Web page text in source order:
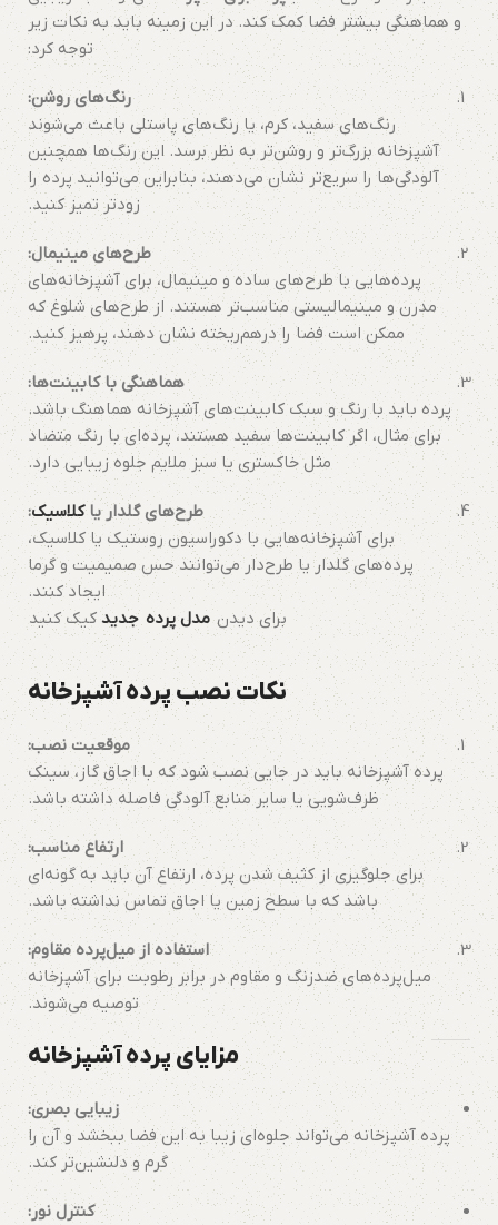
و هماهنگی بیشتر فضا کمک کند. در این زمینه باید به نکات زیر
توجه کرد:
رنگ‌های روشن:
رنگ‌های سفید، کرم، یا رنگ‌های پاستلی باعث می‌شوند
آشپزخانه بزرگ‌تر و روشن‌تر به نظر برسد. این رنگ‌ها همچنین
آلودگی‌ها را سریع‌تر نشان می‌دهند، بنابراین می‌توانید پرده را
زودتر تمیز کنید.
طرح‌های مینیمال:
پرده‌هایی با طرح‌های ساده و مینیمال، برای آشپزخانه‌های
مدرن و مینیمالیستی مناسب‌تر هستند. از طرح‌های شلوغ که
ممکن است فضا را درهم‌ریخته نشان دهند، پرهیز کنید.
هماهنگی با کابینت‌ها:
پرده باید با رنگ و سبک کابینت‌های آشپزخانه هماهنگ باشد.
برای مثال، اگر کابینت‌ها سفید هستند، پرده‌ای با رنگ متضاد
مثل خاکستری یا سبز ملایم جلوه زیبایی دارد.
طرح‌های گلدار یاکلاسیک:
برای آشپزخانه‌هایی با دکوراسیون روستیک یا کلاسیک،
پرده‌های گلدار یا طرح‌دار می‌توانند حس صمیمیت و گرما
ایجاد کنند.
برای دیدنمدل پرده جدیدکیک کنید
نکات نصب پرده آشپزخانه
موقعیت نصب:
پرده آشپزخانه باید در جایی نصب شود که با اجاق گاز، سینک
ظرف‌شویی یا سایر منابع آلودگی فاصله داشته باشد.
ارتفاع مناسب:
برای جلوگیری از کثیف شدن پرده، ارتفاع آن باید به گونه‌ای
باشد که با سطح زمین یا اجاق تماس نداشته باشد.
استفاده از میل‌پرده مقاوم:
میل‌پرده‌های ضدزنگ و مقاوم در برابر رطوبت برای آشپزخانه
توصیه می‌شوند.
مزایای پرده آشپزخانه
زیبایی بصری:
پرده آشپزخانه می‌تواند جلوه‌ای زیبا به این فضا ببخشد و آن را
گرم و دلنشین‌تر کند.
کنترل نور: